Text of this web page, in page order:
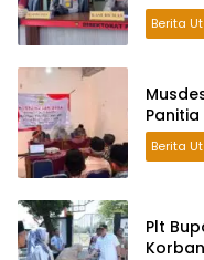
Berita
Panitia
Berita
Plt